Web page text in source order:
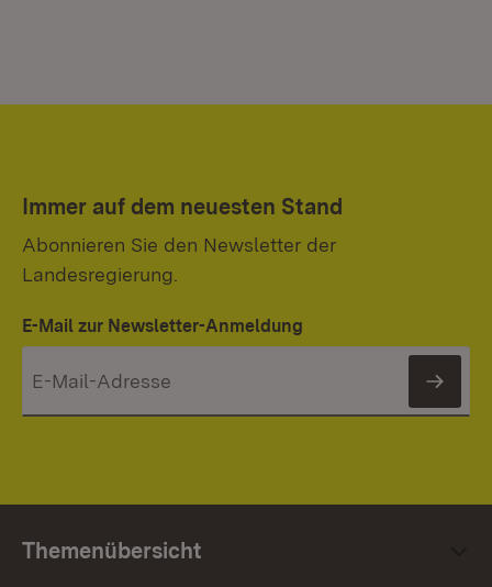
Immer auf dem neuesten Stand
Abonnieren Sie den Newsletter der
Landesregierung.
E-Mail zur Newsletter-Anmeldung
Themenübersicht